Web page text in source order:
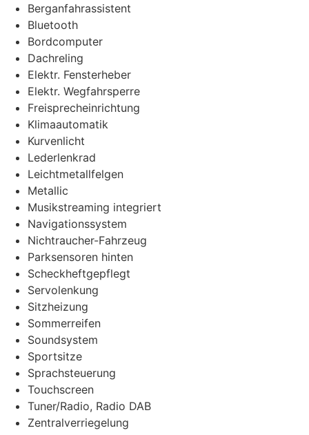
Berganfahrassistent
Bluetooth
Bordcomputer
Dachreling
Elektr. Fensterheber
Elektr. Wegfahrsperre
Freisprecheinrichtung
Klimaautomatik
Kurvenlicht
Lederlenkrad
Leichtmetallfelgen
Metallic
Musikstreaming integriert
Navigationssystem
Nichtraucher-Fahrzeug
Parksensoren hinten
Scheckheftgepflegt
Servolenkung
Sitzheizung
Sommerreifen
Soundsystem
Sportsitze
Sprachsteuerung
Touchscreen
Tuner/Radio, Radio DAB
Zentralverriegelung